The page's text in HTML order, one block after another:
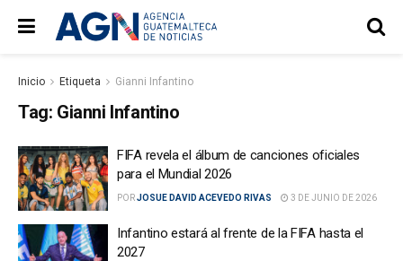
Inicio Etiqueta Gianni Infantino
Tag: Gianni Infantino
FIFA revela el álbum de canciones oficiales
para el Mundial 2026
PORJOSUE DAVID ACEVEDO RIVAS 3 DE JUNIO DE 2026
Infantino estará al frente de la FIFA hasta el
2027